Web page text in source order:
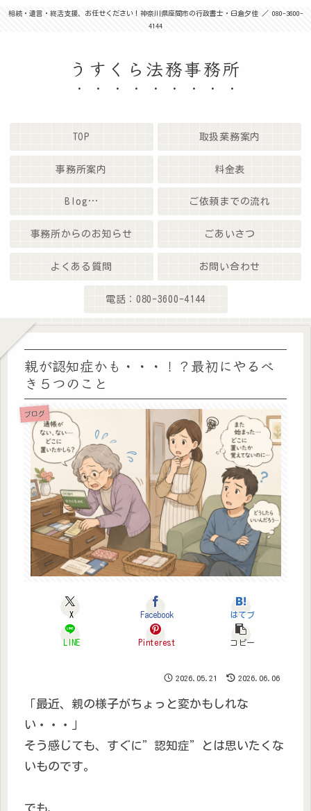
相続・遺言・終活支援、お任せください！神奈川県座間市の行政書士・臼倉夕佳 ／ 080-3600-
4144
うすくら法務事務所
TOP 取扱業務案内
事務所案内 料金表
Blog… ご依頼までの流れ
事務所からのお知らせ ごあいさつ
よくある質問 お問い合わせ
電話：080-3600-4144
親が認知症かも・・・！？最初にやるべ
き５つのこと
ブログ
X Facebook はてブ
LINE Pinterest コピー
2026.05.21 2026.06.06
「最近、親の様子がちょっと変かもしれな
い・・・」
そう感じても、すぐに”認知症”とは思いたくな
いものです。
でも、